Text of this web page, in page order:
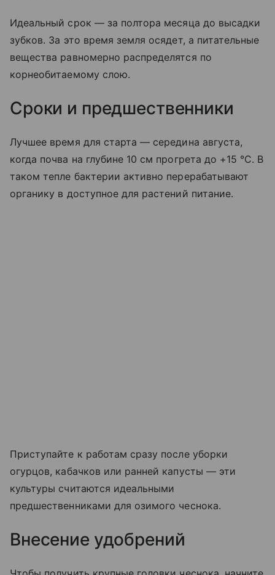
Идеальный срок — за полтора месяца до высадки
зубков. За это время земля осядет, а питательные
вещества равномерно распределятся по
корнеобитаемому слою.
Сроки и предшественники
Лучшее время для старта — середина августа,
когда почва на глубине 10 см прогрета до +15 °C. В
таком тепле бактерии активно перерабатывают
органику в доступное для растений питание.
Приступайте к работам сразу после уборки
огурцов, кабачков или ранней капусты — эти
культуры считаются идеальными
предшественниками для озимого чеснока.
Внесение удобрений